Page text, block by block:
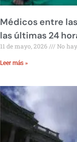
Médicos entre
las últimas 24
11 de mayo, 2026 No
Leer más »